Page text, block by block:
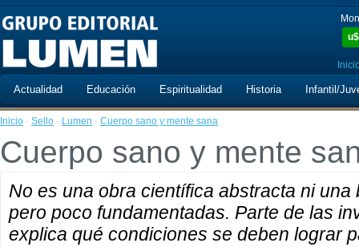
u$
Actualidad Educación Espiritualidad Historia Infantil/
Inicio · Sello · Lumen · Cuerpo sano y mente sana
Cuerpo sano y mente
No es una obra científica abstracta ni
pero poco fundamentadas. Parte de las
explica qué condiciones se deben lograr